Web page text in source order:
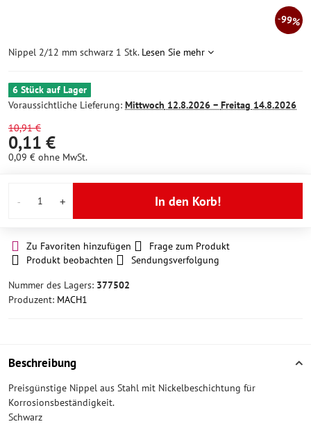
99%
Nippel 2/12 mm schwarz 1 Stk. Lesen Sie mehr
6 Stück auf Lager
Voraussichtliche Lieferung: Mittwoch 12.8.2026 − Freitag 14.8.2026
10,91 €
0,11 €
0,09 € ohne MwSt.
In den Korb!
Zu Favoriten hinzufügen
Frage zum Produkt
Produkt beobachten
Sendungsverfolgung
Nummer des Lagers: 377502
Produzent: MACH1
Beschreibung
Preisgünstige Nippel aus Stahl mit Nickelbeschichtung für
Korrosionsbeständigkeit.
Schwarz